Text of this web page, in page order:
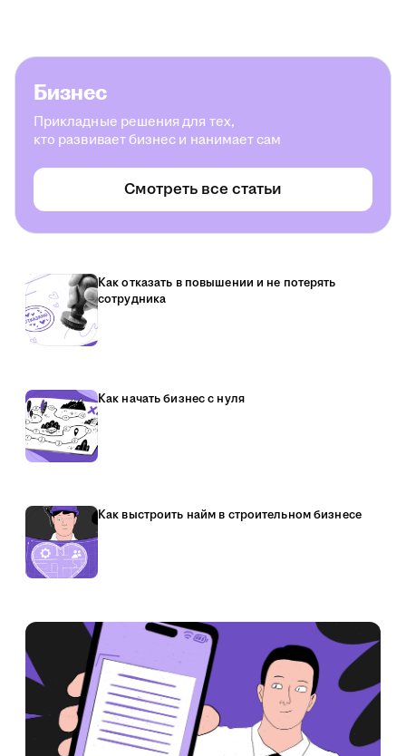
Бизнес
Прикладные решения для тех,
кто развивает бизнес и нанимает сам
Смотреть все статьи
Как отказать в повышении и не потерять
сотрудника
Как начать бизнес с нуля
Как выстроить найм в строительном бизнесе